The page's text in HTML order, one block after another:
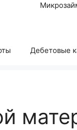
Дебетовые